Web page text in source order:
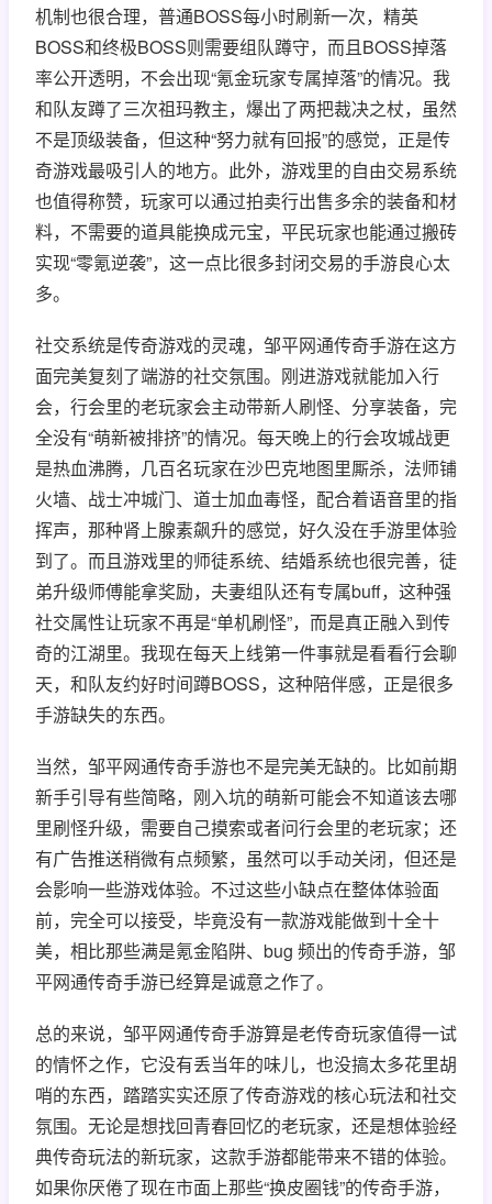
机制也很合理，普通BOSS每小时刷新一次，精英
BOSS和终极BOSS则需要组队蹲守，而且BOSS掉落
率公开透明，不会出现“氪金玩家专属掉落”的情况。我
和队友蹲了三次祖玛教主，爆出了两把裁决之杖，虽然
不是顶级装备，但这种“努力就有回报”的感觉，正是传
奇游戏最吸引人的地方。此外，游戏里的自由交易系统
也值得称赞，玩家可以通过拍卖行出售多余的装备和材
料，不需要的道具能换成元宝，平民玩家也能通过搬砖
实现“零氪逆袭”，这一点比很多封闭交易的手游良心太
多。
社交系统是传奇游戏的灵魂，邹平网通传奇手游在这方
面完美复刻了端游的社交氛围。刚进游戏就能加入行
会，行会里的老玩家会主动带新人刷怪、分享装备，完
全没有“萌新被排挤”的情况。每天晚上的行会攻城战更
是热血沸腾，几百名玩家在沙巴克地图里厮杀，法师铺
火墙、战士冲城门、道士加血毒怪，配合着语音里的指
挥声，那种肾上腺素飙升的感觉，好久没在手游里体验
到了。而且游戏里的师徒系统、结婚系统也很完善，徒
弟升级师傅能拿奖励，夫妻组队还有专属buff，这种强
社交属性让玩家不再是“单机刷怪”，而是真正融入到传
奇的江湖里。我现在每天上线第一件事就是看看行会聊
天，和队友约好时间蹲BOSS，这种陪伴感，正是很多
手游缺失的东西。
当然，邹平网通传奇手游也不是完美无缺的。比如前期
新手引导有些简略，刚入坑的萌新可能会不知道该去哪
里刷怪升级，需要自己摸索或者问行会里的老玩家；还
有广告推送稍微有点频繁，虽然可以手动关闭，但还是
会影响一些游戏体验。不过这些小缺点在整体体验面
前，完全可以接受，毕竟没有一款游戏能做到十全十
美，相比那些满是氪金陷阱、bug 频出的传奇手游，邹
平网通传奇手游已经算是诚意之作了。
总的来说，邹平网通传奇手游算是老传奇玩家值得一试
的情怀之作，它没有丢当年的味儿，也没搞太多花里胡
哨的东西，踏踏实实还原了传奇游戏的核心玩法和社交
氛围。无论是想找回青春回忆的老玩家，还是想体验经
典传奇玩法的新玩家，这款手游都能带来不错的体验。
如果你厌倦了现在市面上那些“换皮圈钱”的传奇手游，